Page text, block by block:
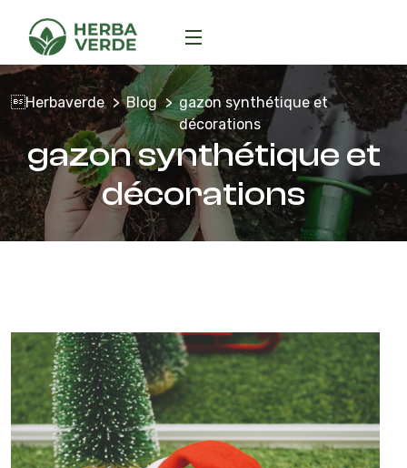
Herbaverde Blog
gazon synthétique et
décorations
gazon synthétique et
décorations